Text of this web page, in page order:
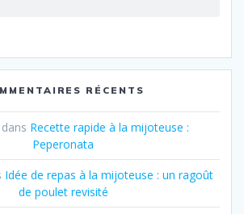
RÉCENTS
dans Recette rapide à la mijoteuse :
Peperonata
Idée de repas à la mijoteuse : un ragoût
de poulet revisité